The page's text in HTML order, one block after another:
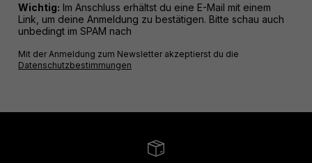
Wichtig: Im Anschluss erhältst du eine E-Mail mit einem
Link, um deine Anmeldung zu bestätigen. Bitte schau auch
unbedingt im SPAM nach
Mit der Anmeldung zum Newsletter akzeptierst du die
Datenschutzbestimmungen